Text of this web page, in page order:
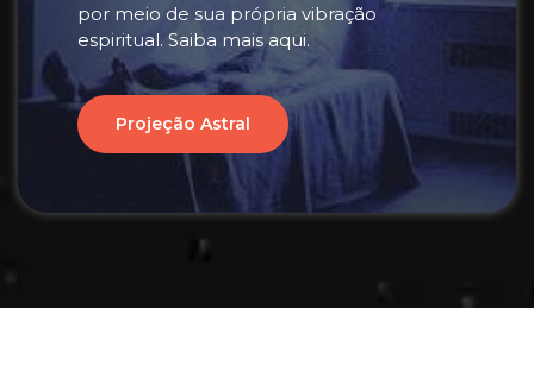
por meio de sua própria vibração
espiritual. Saiba mais aqui.
Projeção Astral